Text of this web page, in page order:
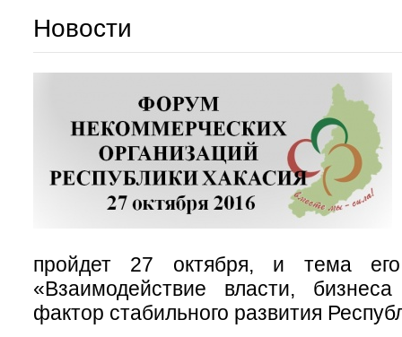
Новости
пройдет 27 октября, и тема
«Взаимодействие власти,
фактор стабильного развития